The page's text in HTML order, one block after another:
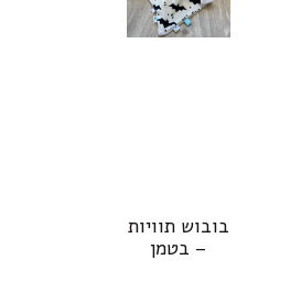
בובוש תוויות
– בטמן